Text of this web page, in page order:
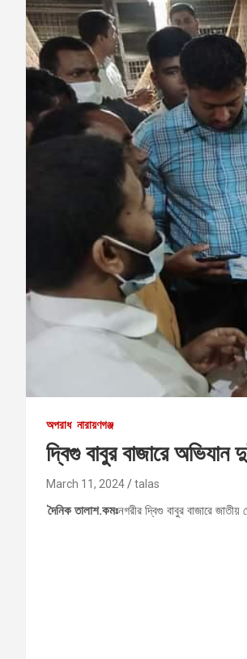
অপরাধ নারায়ণগঞ্জ
দ্বিগু বাবুর বাজারে অভিযান
March 11, 2024 talas
দৈনিক তালাশ.কমঃনগরীর দ্বিগু বাবুর বাজারে